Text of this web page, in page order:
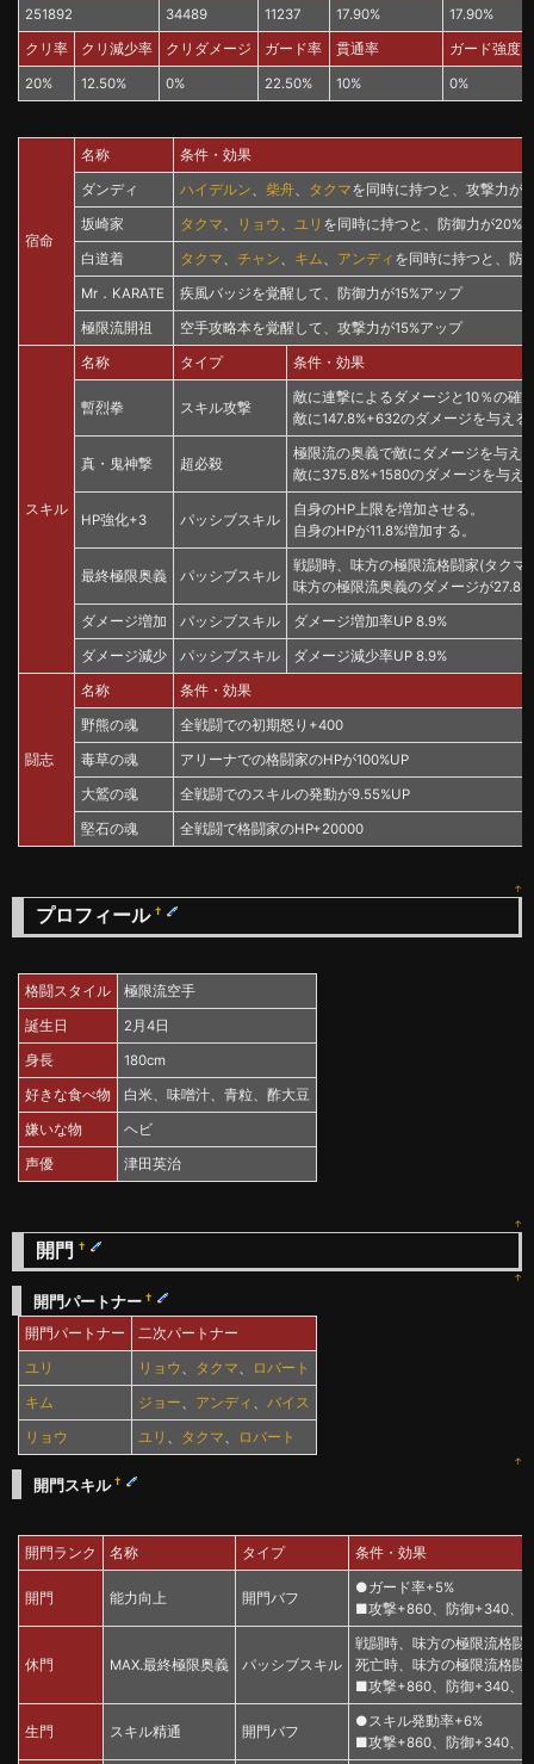
251892 34489 11237 17.90% 17.90%
クリ率 クリ減少率 クリダメージ ガード率 貫通率 ガード強度
20% 12.50% 0% 22.50% 10% 0%
宿命
名称 条件・効果
ダンディ ハイデルン、 柴舟、 タクマを同時に持つと、攻撃力が
坂崎家 タクマ、 リョウ、 ユリ を同時に持つと、防御力が20%
白道着 タクマ、 チャン、 キム、 アンディ を同時に持つと、防
Mr．KARATE 疾風バッジを覚醒して、防御力が15%アップ
極限流開祖 空手攻略本を覚醒して、攻撃力が15%アップ
スキル
名称 タイプ 条件・効果
暫烈拳 スキル攻撃
敵に連撃によるダメージと10％の確
敵に147.8%+632のダメージを与える
真・鬼神撃 超必殺
極限流の奥義で敵にダメージを与え
敵に375.8%+1580のダメージを与え
HP強化+3 パッシブスキル
自身のHP上限を増加させる。
自身のHPが11.8%増加する。
最終極限奥義 パッシブスキル
戦闘時、味方の極限流格闘家(タクマ
味方の極限流奥義のダメージが
ダメージ増加 パッシブスキル ダメージ増加率UP 8.9%
ダメージ減少 パッシブスキル ダメージ減少率UP 8.9%
闘志
名称 条件・効果
野熊の魂 全戦闘での初期怒り+400
毒草の魂 アリーナでの格闘家のHPが100%UP
大鷲の魂 全戦闘でのスキルの発動が9.55%UP
堅石の魂 全戦闘で格闘家のHP+20000
↑
プロフィール †
格闘スタイル 極限流空手
誕生日 2月4日
身長 180cm
好きな食べ物 白米、味噌汁、青粒、酢大豆
嫌いな物 ヘビ
声優 津田英治
↑
開門 †
↑
開門パートナー †
開門パートナー 二次パートナー
ユリ リョウ、 タクマ、 ロバート
キム ジョー、 アンディ 、 バイス
リョウ ユリ 、 タクマ、 ロバート
↑
開門スキル†
開門ランク 名称 タイプ 条件・効果
開門 能力向上 開門バフ
●ガード率+5%
■攻撃+860、防御+340、
休門 MAX.最終極限奥義 パッシブスキル
戦闘時、味方の極限流格闘
死亡時、味方の極限流格闘
■攻撃+860、防御+340、
生門 スキル精通 開門バフ
●スキル発動率+6%
■攻撃+860、防御+340、